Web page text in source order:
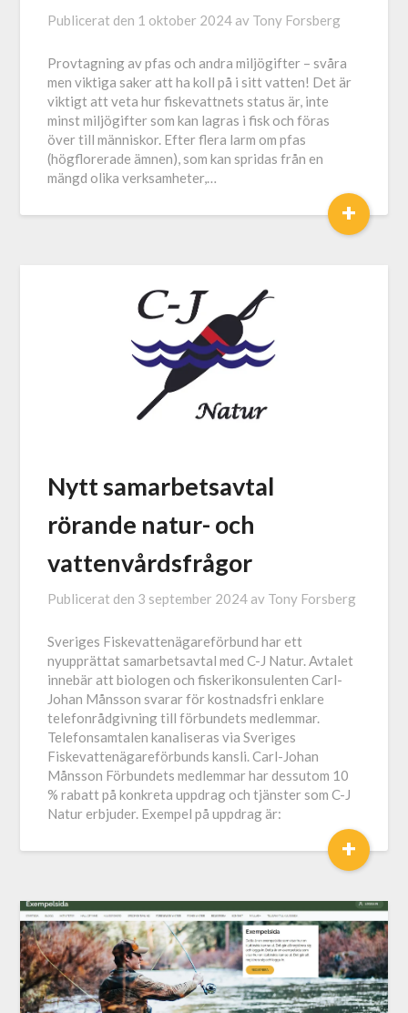
Publicerat den 1 oktober 2024 av Tony Forsberg
Provtagning av pfas och andra miljögifter – svåra
men viktiga saker att ha koll på i sitt vatten! Det är
viktigt att veta hur fiskevattnets status är, inte
minst miljögifter som kan lagras i fisk och föras
över till människor. Efter flera larm om pfas
(högflorerade ämnen), som kan spridas från en
mängd olika verksamheter,…
+
Nytt samarbetsavtal
rörande natur- och
vattenvårdsfrågor
Publicerat den 3 september 2024 av Tony Forsberg
Sveriges Fiskevattenägareförbund har ett
nyupprättat samarbetsavtal med C-J Natur. Avtalet
innebär att biologen och fiskerikonsulenten Carl-
Johan Månsson svarar för kostnadsfri enklare
telefonrådgivning till förbundets medlemmar.
Telefonsamtalen kanaliseras via Sveriges
Fiskevattenägareförbunds kansli. Carl-Johan
Månsson Förbundets medlemmar har dessutom 10
% rabatt på konkreta uppdrag och tjänster som C-J
Natur erbjuder. Exempel på uppdrag är:
+